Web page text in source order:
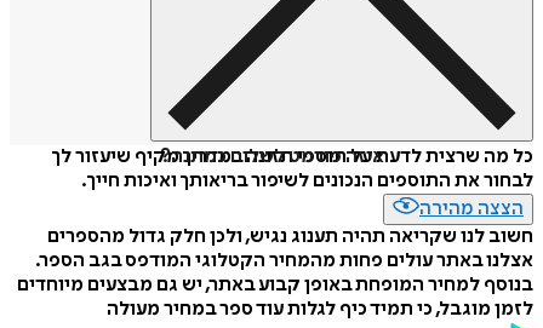
איזה פורמט לשלוח כמתנה?
כל מה שרצית לדעת על תוספי תזונה במדריך מקיף שיעזור לך
לבחור את התוספים הנכונים לשיפור בריאותך ואיכות חייך.
הצצה מהירה
חשוב לנו שקריאה תהיה תענוג נגיש, ולכן חלק גדול מהספרים
אצלנו באתר עולים פחות מהמחיר הקטלוגי המודפס בגב הספר.
בנוסף למחיר המופחת באופן קבוע באתר, יש גם מבצעים מיוחדים
לזמן מוגבל, כי תמיד כיף לגלות עוד ספר במחיר מעולה